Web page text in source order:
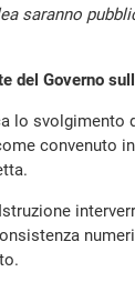
saranno
del Governo
lo svolgimento
convenuto